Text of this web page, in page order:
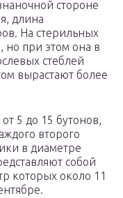
стороне
длина
На стерильных
но при этом она в
стеблей
вырастают более
5 до 15 бутонов,
второго
в диаметре
собой
которых около 11